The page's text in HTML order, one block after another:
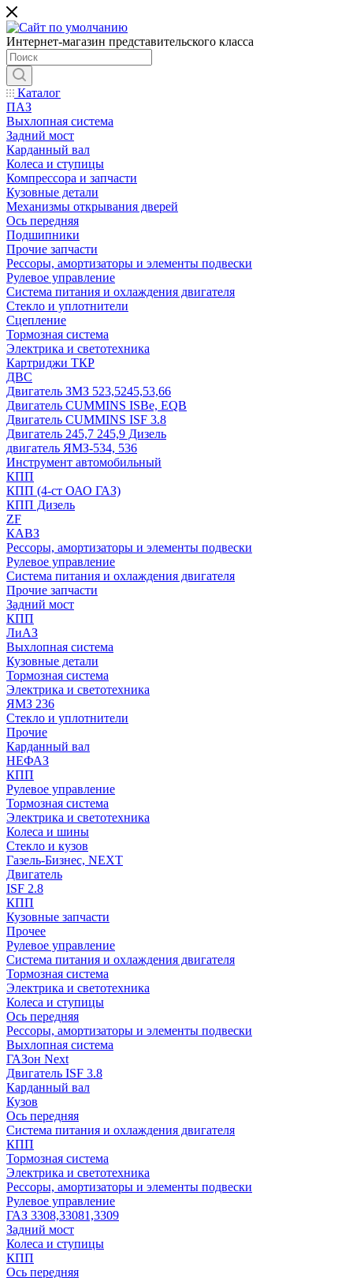
Интернет-магазин представительского класса
Каталог
ПАЗ
Выхлопная система
Задний мост
Карданный вал
Колеса и ступицы
Компрессора и запчасти
Кузовные детали
Механизмы открывания дверей
Ось передняя
Подшипники
Прочие запчасти
Рессоры, амортизаторы и элементы подвески
Рулевое управление
Система питания и охлаждения двигателя
Стекло и уплотнители
Сцепление
Тормозная система
Электрика и светотехника
Картриджи ТКР
ДВС
Двигатель ЗМЗ 523,5245,53,66
Двигатель CUMMINS ISBe, EQB
Двигатель CUMMINS ISF 3.8
Двигатель 245,7 245,9 Дизель
двигатель ЯМЗ-534, 536
Инструмент автомобильный
КПП
КПП (4-ст ОАО ГАЗ)
КПП Дизель
ZF
КАВЗ
Рессоры, амортизаторы и элементы подвески
Рулевое управление
Система питания и охлаждения двигателя
Прочие запчасти
Задний мост
КПП
ЛиАЗ
Выхлопная система
Кузовные детали
Тормозная система
Электрика и светотехника
ЯМЗ 236
Стекло и уплотнители
Прочие
Карданный вал
НЕФАЗ
КПП
Рулевое управление
Тормозная система
Электрика и светотехника
Колеса и шины
Стекло и кузов
Газель-Бизнес, NEXT
Двигатель
ISF 2.8
КПП
Кузовные запчасти
Прочее
Рулевое управление
Система питания и охлаждения двигателя
Тормозная система
Электрика и светотехника
Колеса и ступицы
Ось передняя
Рессоры, амортизаторы и элементы подвески
Выхлопная система
ГАЗон Next
Двигатель ISF 3.8
Карданный вал
Кузов
Ось передняя
Система питания и охлаждения двигателя
КПП
Тормозная система
Электрика и светотехника
Рессоры, амортизаторы и элементы подвески
Рулевое управление
ГАЗ 3308,33081,3309
Задний мост
Колеса и ступицы
КПП
Ось передняя